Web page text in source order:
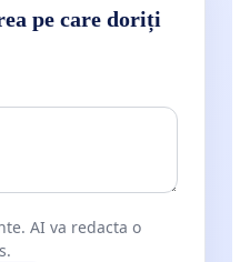
pe care doriți
AI va redacta o